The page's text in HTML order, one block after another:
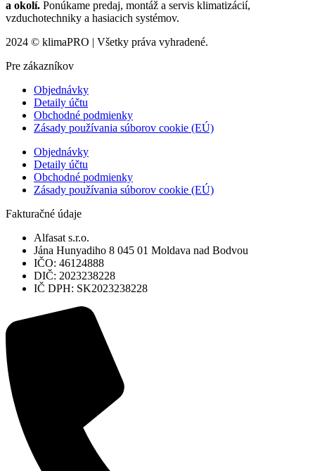
a okolí. Ponúkame predaj, montáž a servis klimatizácií,
vzduchotechniky a hasiacich systémov.
2024 © klimaPRO | Všetky práva vyhradené.
Pre zákazníkov
Objednávky
Detaily účtu
Obchodné podmienky
Zásady používania súborov cookie (EÚ)
Objednávky
Detaily účtu
Obchodné podmienky
Zásady používania súborov cookie (EÚ)
Fakturačné údaje
Alfasat s.r.o.
Jána Hunyadiho 8 045 01 Moldava nad Bodvou
IČO: 46124888
DIČ: 2023238228
IČ DPH: SK2023238228